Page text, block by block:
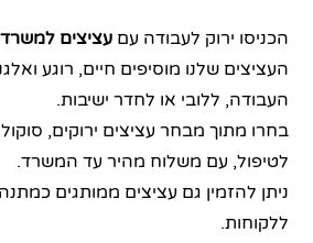
הכניסו ירוק לעבודה עםעציצים למשרד
העציצים שלנו מוסיפים חיים, רוגע
העבודה, ללובי או לחדר ישיבות.
בחרו מתוך מבחר עציצים ירוקים,
לטיפול, עם משלוח מהיר עד המשרד.
ניתן להזמין גם עציצים ממותגים
ללקוחות.